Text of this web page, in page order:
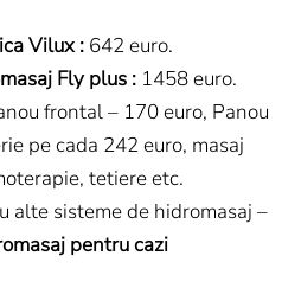
Vilux : 642 euro.
Fly plus : 1458 euro.
frontal – 170 euro, Panou
pe cada 242 euro, masaj
tetiere etc.
alte sisteme de hidromasaj –
pentru cazi